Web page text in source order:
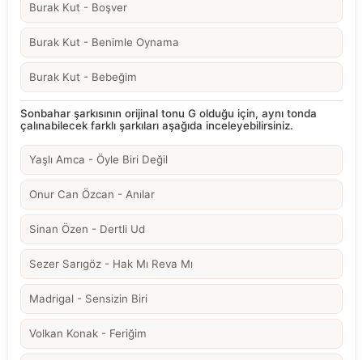
Burak Kut - Boşver
Burak Kut - Benimle Oynama
Burak Kut - Bebeğim
Sonbahar şarkısının orijinal tonu G olduğu için, aynı tonda
çalınabilecek farklı şarkıları aşağıda inceleyebilirsiniz.
Yaşlı Amca - Öyle Biri Değil
Onur Can Özcan - Anılar
Sinan Özen - Dertli Ud
Sezer Sarıgöz - Hak Mı Reva Mı
Madrigal - Sensizin Biri
Volkan Konak - Feriğim